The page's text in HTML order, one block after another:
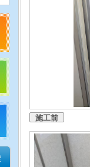
施工前